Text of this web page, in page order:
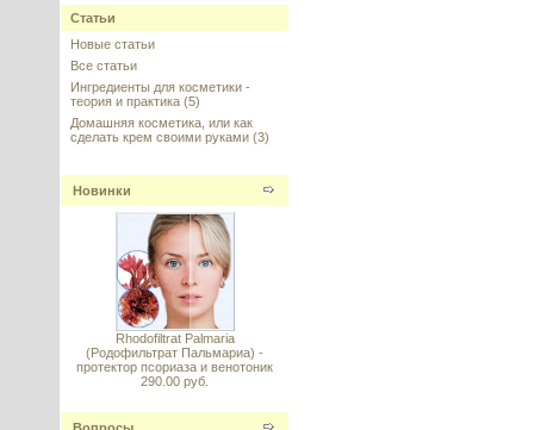
коррекция полноты зоны
декольте, губ, щек
---------
Статьи
Новые статьи
Все статьи
Ингредиенты для косметики -
теория и практика (5)
Домашняя косметика, или как
сделать крем своими руками (3)
Новинки
Rhodofiltrat Palmaria
(Родофильтрат Пальмариа) -
протектор псориаза и венотоник
290.00 руб.